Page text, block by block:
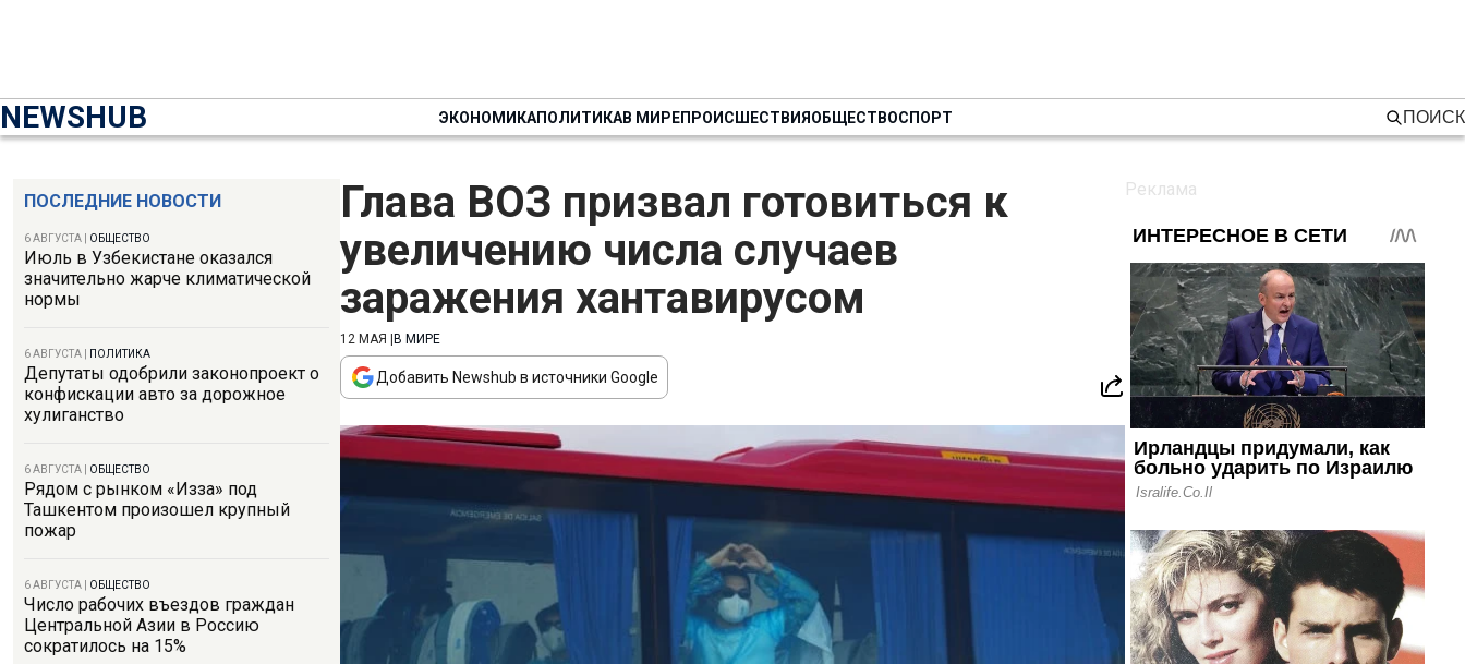
NEWSHUB ЭКОНОМИКАПОЛИТИКАВ МИРЕПРОИСШЕСТВИЯОБЩЕСТВОСПОРТ ПОИСК
ПОСЛЕДНИЕ НОВОСТИ
6 АВГУСТА ОБЩЕСТВО
Июль в Узбекистане оказался
значительно жарче климатической
нормы
6 АВГУСТА ПОЛИТИКА
Депутаты одобрили законопроект о
конфискации авто за дорожное
хулиганство
6 АВГУСТА ОБЩЕСТВО
Рядом с рынком «Изза» под
Ташкентом произошел крупный
пожар
6 АВГУСТА ОБЩЕСТВО
Число рабочих въездов граждан
Центральной Азии в Россию
сократилось на 15%
Глава ВОЗ призвал готовиться к
увеличению числа случаев
заражения хантавирусом
12 МАЯ В МИРЕ
Добавить Newshub в источники Google